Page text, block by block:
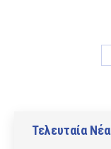
Τελευταία Νέα